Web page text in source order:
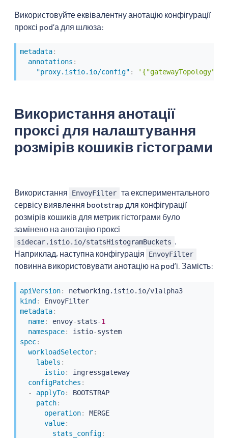
Використовуйте еквівалентну анотацію конфігурації
проксі podʼа для шлюза:
metadata:
annotations :
"proxy.istio.io/config" :
Використання анотації
проксі для налаштування
розмірів кошиків гістограми
Використання EnvoyFilter та експериментального
сервісу виявлення bootstrap для конфігурації
розмірів кошиків для метрик гістограми було
замінено на анотацію проксі
sidecar.istio.io/statsHistogramBuckets .
Наприклад, наступна конфігурація
EnvoyFilter
повинна використовувати анотацію на podʼі. Замість:
apiVersion:
networking.istio.io/v1alpha3
kind :
EnvoyFilter
metadata:
name: envoy-stats-1
namespace: istio-
system
spec:
workloadSelector:
labels :
istio:
ingressgateway
configPatches :
-
applyTo:
BOOTSTRAP
patch:
operation:
MERGE
value:
stats_config: